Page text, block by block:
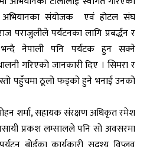
अभियानका संयोजक एवं होटल संघ
पराजुलीले पर्यटनका लागि प्रबर्द्धन र
नेपाली पनि पर्यटक हुन सक्ने
गरिएको जानकारी दिए । सिमरा र
पहुँचमा ठूलो फड्को हुने भनाई उनको
शर्मा, सहायक संरक्षण अधिकृत रमेश
प्रकश लम्सालले पनि सो अवसरमा